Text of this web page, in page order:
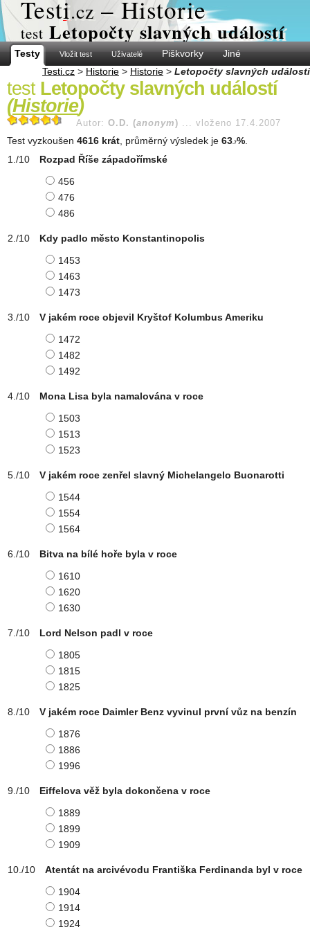
Testi.cz – Historie
test Letopočty slavných událostí
Testy Vložit test Uživatelé Piškvorky
Jiné
Testi.cz > Historie > Historie > Letopočty slavných událostí
test Letopočty slavných událostí
(Historie)
Autor: O.D. (anonym ) ... vloženo 17.4.2007
Test vyzkoušen 4616 krát , průměrný výsledek je 63 .7%
Rozpad Říše západořímské
456
476
486
Kdy padlo město Konstantinopolis
1453
1463
1473
V jakém roce objevil Kryštof Kolumbus Ameriku
1472
1482
1492
Mona Lisa byla namalována v roce
1503
1513
1523
V jakém roce zenřel slavný Michelangelo Buonarotti
1544
1554
1564
Bitva na bílé hoře byla v roce
1610
1620
1630
Lord Nelson padl v roce
1805
1815
1825
V jakém roce Daimler Benz vyvinul první vůz na benzín
1876
1886
1996
Eiffelova věž byla dokončena v roce
1889
1899
1909
Atentát na arcivévodu Františka Ferdinanda byl v roce
1904
1914
1924